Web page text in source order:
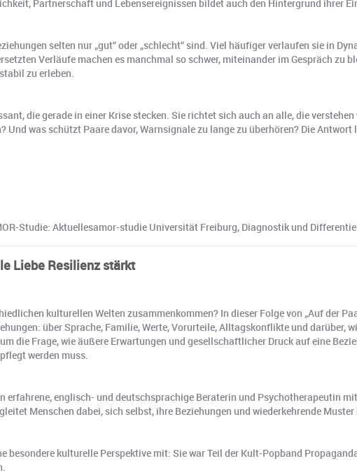
Partnerschaft und Lebensereignissen bildet auch den Hintergrund ihrer
selten nur „gut“ oder „schlecht“ sind. Viel häufiger verlaufen sie in
Verläufe machen es manchmal so schwer, miteinander im Gespräch zu
zu erleben.
die gerade in einer Krise stecken. Sie richtet sich auch an alle, die
Und was schützt Paare davor, Warnsignale zu lange zu überhören? Die
Studie: Aktuellesamor-studie Universität Freiburg, Diagnostik und
Liebe Resilienz stärkt
kulturellen Welten zusammenkommen? In dieser Folge von „Auf der
über Sprache, Familie, Werte, Vorurteile, Alltagskonflikte und darüber,
die Frage, wie äußere Erwartungen und gesellschaftlicher Druck auf eine
werden muss.
erfahrene, englisch- und deutschsprachige Beraterin und Psychotherapeutin
Menschen dabei, sich selbst, ihre Beziehungen und wiederkehrende Muster
besondere kulturelle Perspektive mit: Sie war Teil der Kult-Popband